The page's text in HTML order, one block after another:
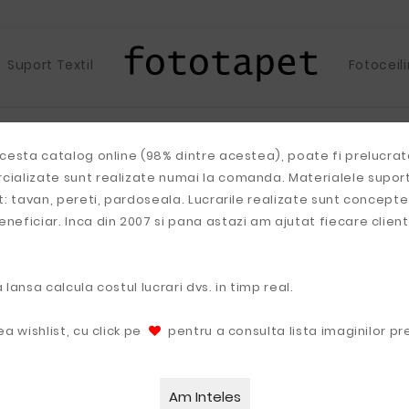
Suport Textil
Abstract Apa Arhitectura Camere Copii Diverse Floral
catalog online (98% dintre acestea), poate fi
sunt realizate numai la comanda. Materialele
pereti, pardoseala. Lucrarile realizate sunt
Inca din 2007 si pana astazi am ajutat fiecare
lansa calcula costul lucrari dvs. in timp real.
wishlist, cu click pe
pentru a consulta lista imaginilor
Am Inteles